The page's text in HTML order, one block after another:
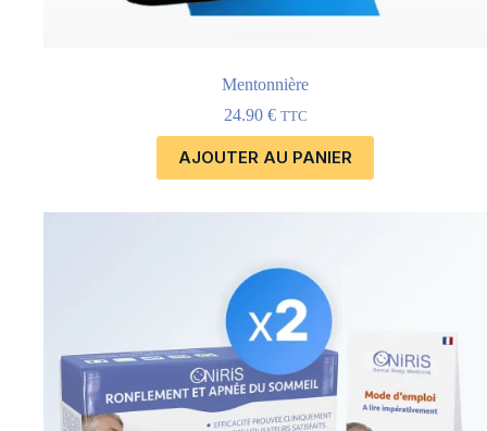
Mentonnière
24.90 € TTC
AJOUTER AU PANIER